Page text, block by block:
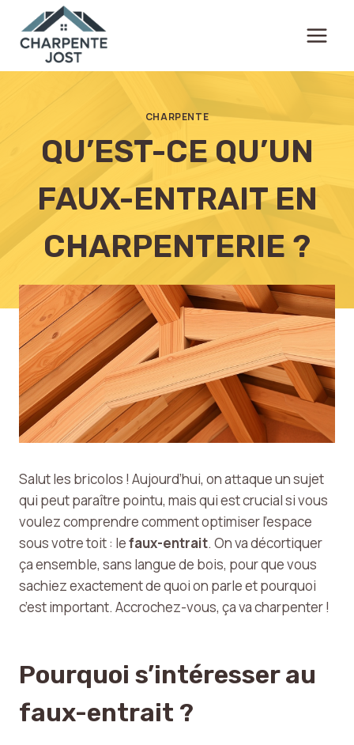
contenu
CHARPENTE
QU’EST-CE QU’UN
FAUX-ENTRAIT EN
CHARPENTERIE ?
Salut les bricolos ! Aujourd’hui, on attaque un sujet
qui peut paraître pointu, mais qui est crucial si vous
voulez comprendre comment optimiser l’espace
sous votre toit : lefaux-entrait. On va décortiquer
ça ensemble, sans langue de bois, pour que vous
sachiez exactement de quoi on parle et pourquoi
c’est important. Accrochez-vous, ça va charpenter !
Pourquoi s’intéresser au
faux-entrait ?